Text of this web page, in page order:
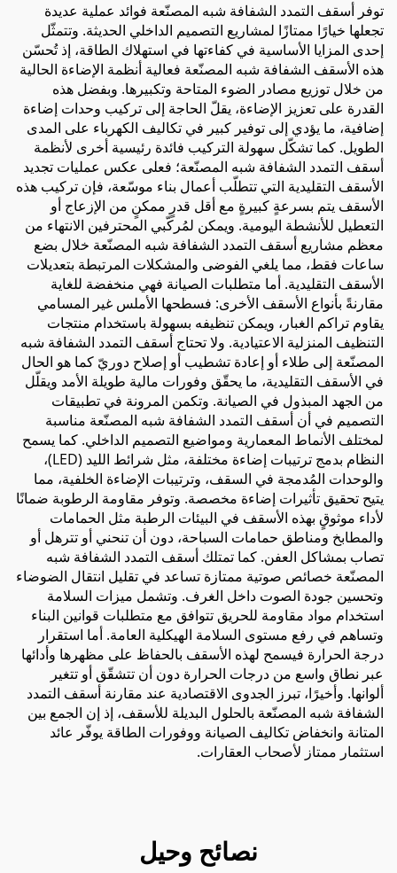
توفر أسقف التمدد الشفافة شبه المصنّعة فوائد عملية عديدة
تجعلها خيارًا ممتازًا لمشاريع التصميم الداخلي الحديثة. وتتمثّل
إحدى المزايا الأساسية في كفاءتها في استهلاك الطاقة، إذ تُحسّن
هذه الأسقف الشفافة شبه المصنّعة فعالية أنظمة الإضاءة الحالية
من خلال توزيع مصادر الضوء المتاحة وتكبيرها. وبفضل هذه
القدرة على تعزيز الإضاءة، يقلّ الحاجة إلى تركيب وحدات إضاءة
إضافية، ما يؤدي إلى توفير كبير في تكاليف الكهرباء على المدى
الطويل. كما تشكّل سهولة التركيب فائدة رئيسية أخرى لأنظمة
أسقف التمدد الشفافة شبه المصنّعة؛ فعلى عكس عمليات تجديد
الأسقف التقليدية التي تتطلّب أعمال بناء موسّعة، فإن تركيب هذه
الأسقف يتم بسرعةٍ كبيرةٍ مع أقل قدرٍ ممكنٍ من الإزعاج أو
التعطيل للأنشطة اليومية. ويمكن لمُركّبي المحترفين الانتهاء من
معظم مشاريع أسقف التمدد الشفافة شبه المصنّعة خلال بضع
ساعات فقط، مما يلغي الفوضى والمشكلات المرتبطة بتعديلات
الأسقف التقليدية. أما متطلبات الصيانة فهي منخفضة للغاية
مقارنةً بأنواع الأسقف الأخرى: فسطحها الأملس غير المسامي
يقاوم تراكم الغبار، ويمكن تنظيفه بسهولة باستخدام منتجات
التنظيف المنزلية الاعتيادية. ولا تحتاج أسقف التمدد الشفافة شبه
المصنّعة إلى طلاء أو إعادة تشطيب أو إصلاح دوريّ كما هو الحال
في الأسقف التقليدية، ما يحقّق وفورات مالية طويلة الأمد ويقلّل
من الجهد المبذول في الصيانة. وتكمن المرونة في تطبيقات
التصميم في أن أسقف التمدد الشفافة شبه المصنّعة مناسبة
لمختلف الأنماط المعمارية ومواضيع التصميم الداخلي. كما يسمح
النظام بدمج ترتيبات إضاءة مختلفة، مثل شرائط الليد (LED)،
والوحدات المُدمجة في السقف، وترتيبات الإضاءة الخلفية، مما
يتيح تحقيق تأثيرات إضاءة مخصصة. وتوفر مقاومة الرطوبة ضمانًا
لأداء موثوقٍ بهذه الأسقف في البيئات الرطبة مثل الحمامات
والمطابخ ومناطق حمامات السباحة، دون أن تنحني أو تترهل أو
تصاب بمشاكل العفن. كما تمتلك أسقف التمدد الشفافة شبه
المصنّعة خصائص صوتية ممتازة تساعد في تقليل انتقال الضوضاء
وتحسين جودة الصوت داخل الغرف. وتشمل ميزات السلامة
استخدام مواد مقاومة للحريق تتوافق مع متطلبات قوانين البناء
وتساهم في رفع مستوى السلامة الهيكلية العامة. أما استقرار
درجة الحرارة فيسمح لهذه الأسقف بالحفاظ على مظهرها وأدائها
عبر نطاق واسع من درجات الحرارة دون أن تتشقّق أو تتغير
ألوانها. وأخيرًا، تبرز الجدوى الاقتصادية عند مقارنة أسقف التمدد
الشفافة شبه المصنّعة بالحلول البديلة للأسقف، إذ إن الجمع بين
المتانة وانخفاض تكاليف الصيانة ووفورات الطاقة يوفّر عائد
استثمار ممتاز لأصحاب العقارات.
نصائح وحيل